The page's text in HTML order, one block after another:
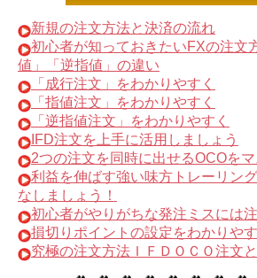
新規の注文方法と決済の流れ
初心者が知っておきたいFXの注文
値」「逆指値」の違い
「成行注文」をわかりやすく
「指値注文」をわかりやすく
「逆指値注文」をわかりやすく
IFD注文を上手に活用しましょう
2つの注文を同時に出せるOCOを
利益を伸ばす強い味方トレーリン
なしましょう！
初心者がやりがちな発注ミスには
損切りポイントの設定をわかりやす
究極の注文方法ＩＦＤＯＣＯ注文